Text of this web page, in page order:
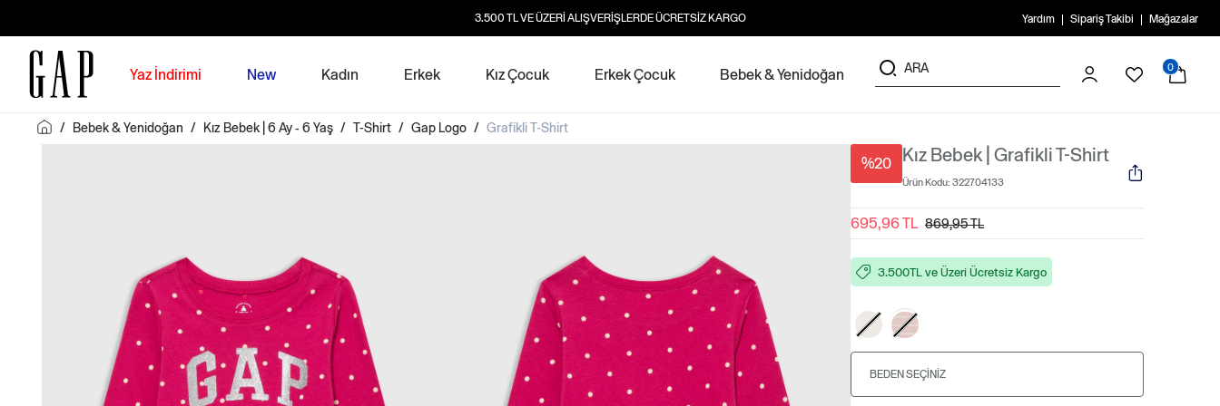
3.500 TL VE ÜZERİ ALIŞVERİŞLERDE ÜCRETSİZ KARGO Yardım Sipariş Takibi Mağazalar
Yaz İndirimi New Kadın Erkek Kız Çocuk Erkek Çocuk Bebek & Yenidoğan 0
/ Bebek & Yenidoğan / Kız Bebek | 6 Ay - 6 Yaş / T-Shirt / Gap Logo / Grafikli T-Shirt
%20 Kız Bebek | Grafikli T-Shirt
Ürün Kodu: 322704133
695,96 TL 869,95 TL
3.500TL ve Üzeri Ücretsiz Kargo
BEDEN SEÇINIZ